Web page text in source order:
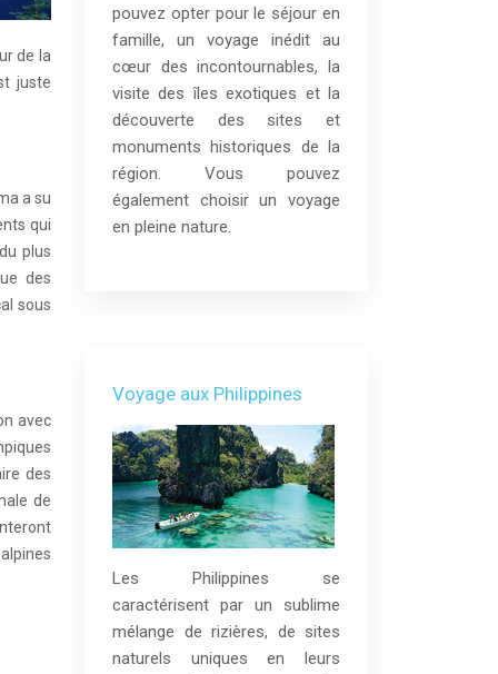
de la
juste
a su
qui
plus
des
sous
avec
des
de
pouvez opter pour le séjour en
famille, un voyage inédit au
cœur des incontournables, la
visite des îles exotiques et la
découverte des sites et
monuments historiques de la
région. Vous pouvez
également choisir un voyage
en pleine nature.
Voyage aux Philippines
Les Philippines se
caractérisent par un sublime
mélange de rizières, de sites
naturels uniques en leurs